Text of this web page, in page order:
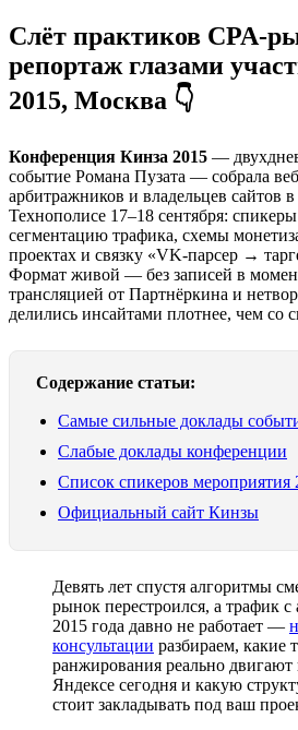
Слёт практиков CPA-
репортаж глазами
2015, Москва 👇
Конференция Кинза 2015 —
событие Романа Пузата — собрала
арбитражников и владельцев сайтов
Технополисе 17–18 сентября:
сегментацию трафика, схемы
проектах и связку «VK-парсер →
Формат живой — без записей в
трансляцией от Партнёркина и
делились инсайтами плотнее, чем
Содержание статьи:
Самые сильные доклады
Слабые доклады конференции
Список спикеров мероприятия
Официальный сайт Кинзы
Девять лет спустя алгоритмы
рынок перестроился, а трафик
2015 года давно не работает —
консультации разбираем, какие
ранжирования реально двигают
Яндексе сегодня и какую
стоит закладывать под ваш